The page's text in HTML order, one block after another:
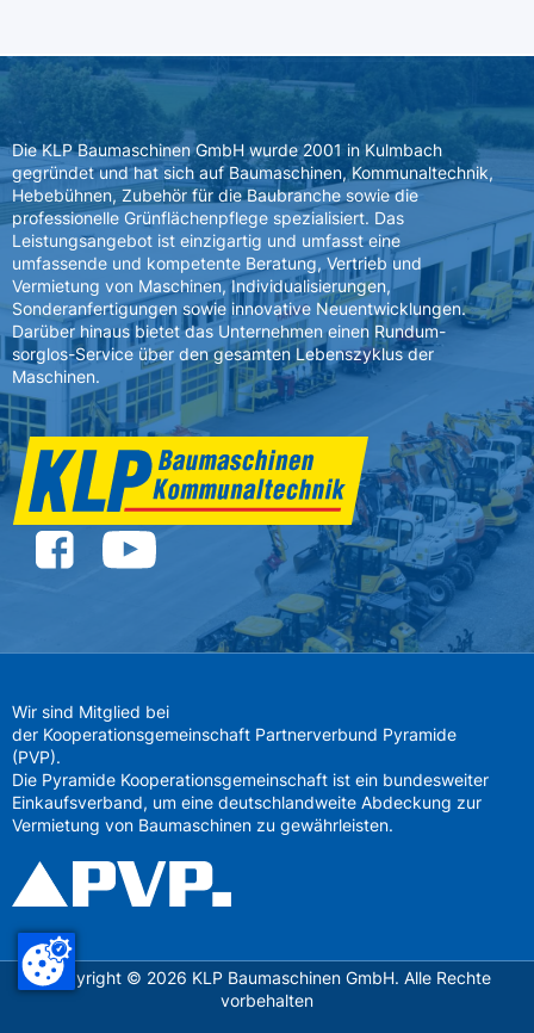
Die KLP Baumaschinen GmbH wurde 2001 in Kulmbach
gegründet und hat sich auf Baumaschinen, Kommunaltechnik,
Hebebühnen, Zubehör für die Baubranche sowie die
professionelle Grünflächenpflege spezialisiert. Das
Leistungsangebot ist einzigartig und umfasst eine
umfassende und kompetente Beratung, Vertrieb und
Vermietung von Maschinen, Individualisierungen,
Sonderanfertigungen sowie innovative Neuentwicklungen.
Darüber hinaus bietet das Unternehmen einen Rundum-
sorglos-Service über den gesamten Lebenszyklus der
Maschinen.
Wir sind Mitglied bei
der Kooperationsgemeinschaft Partnerverbund Pyramide
(PVP).
Die Pyramide Kooperationsgemeinschaft ist ein bundesweiter
Einkaufsverband, um eine deutschlandweite Abdeckung zur
Vermietung von Baumaschinen zu gewährleisten.
Copyright © 2026 KLP Baumaschinen GmbH. Alle Rechte
vorbehalten